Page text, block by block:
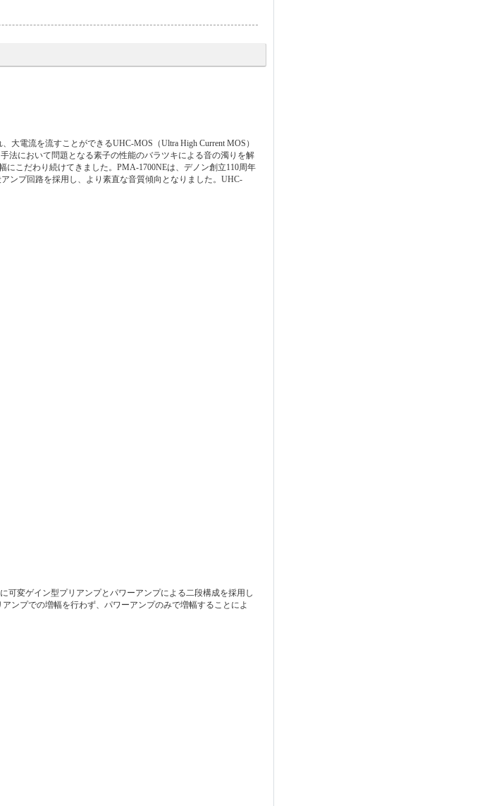
電流を流すことができるUHC-MOS（Ultra High Current MOS）
法において問題となる素子の性能のバラツキによる音の濁りを解
こだわり続けてきました。PMA-1700NEは、デノン創立110周年
ンプ回路を採用し、より素直な音質傾向となりました。UHC-
可変ゲイン型プリアンプとパワーアンプによる二段構成を採用し
ンプでの増幅を行わず、パワーアンプのみで増幅することによ